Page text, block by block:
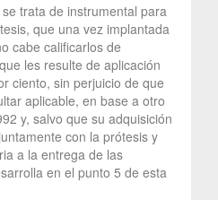
trata de instrumental para
que una vez implantada
cabe calificarlos de
les resulte de aplicación
ciento, sin perjuicio de que
aplicable, en base a otro
y, salvo que su adquisición
con la prótesis y
a la entrega de las
en el punto 5 de esta